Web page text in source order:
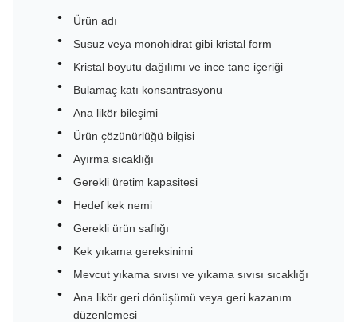
Ürün adı
Susuz veya monohidrat gibi kristal form
Kristal boyutu dağılımı ve ince tane içeriği
Bulamaç katı konsantrasyonu
Ana likör bileşimi
Ürün çözünürlüğü bilgisi
Ayırma sıcaklığı
Gerekli üretim kapasitesi
Hedef kek nemi
Gerekli ürün saflığı
Kek yıkama gereksinimi
Mevcut yıkama sıvısı ve yıkama sıvısı sıcaklığı
Ana likör geri dönüşümü veya geri kazanım
düzenlemesi